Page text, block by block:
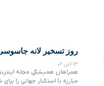
روز تسخیر لانه جاسوسی آمریکا ۱۴۰۲ و روز مبارزه با
13 آبان 02
مبارزه با استکبار جهانی را